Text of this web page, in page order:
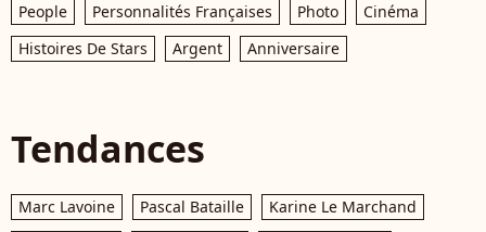
People Personnalités Françaises Photo
Cinéma
Histoires De Stars
Argent Anniversaire
Tendances
Marc Lavoine Pascal Bataille
Karine Le Marchand